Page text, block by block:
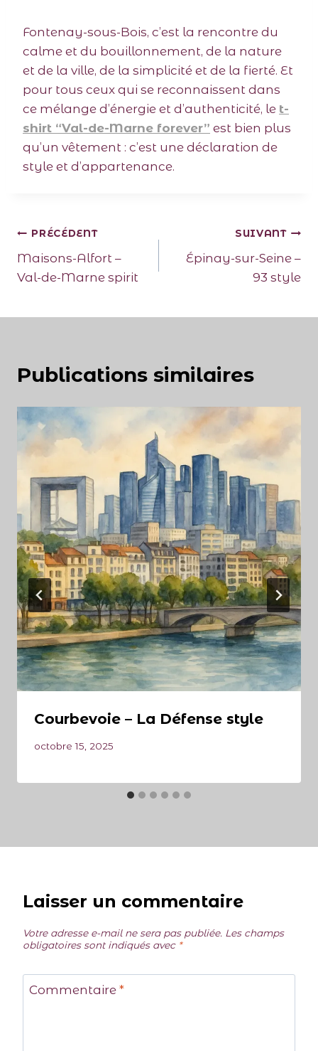
Fontenay-sous-Bois, c’est la rencontre du
calme et du bouillonnement, de la nature
et de la ville, de la simplicité et de la fierté. Et
pour tous ceux qui se reconnaissent dans
ce mélange d’énergie et d’authenticité, le t-
shirt “Val-de-Marne forever” est bien plus
qu’un vêtement : c’est une déclaration de
style et d’appartenance.
PRÉCÉDENT
Maisons-Alfort –
Val-de-Marne spirit
SUIVANT
Épinay-sur-Seine –
93 style
Publications similaires
Courbevoie – La Défense style
octobre 15, 2025
Laisser un commentaire
Votre adresse e-mail ne sera pas publiée. Les champs
obligatoires sont indiqués avec *
Commentaire *